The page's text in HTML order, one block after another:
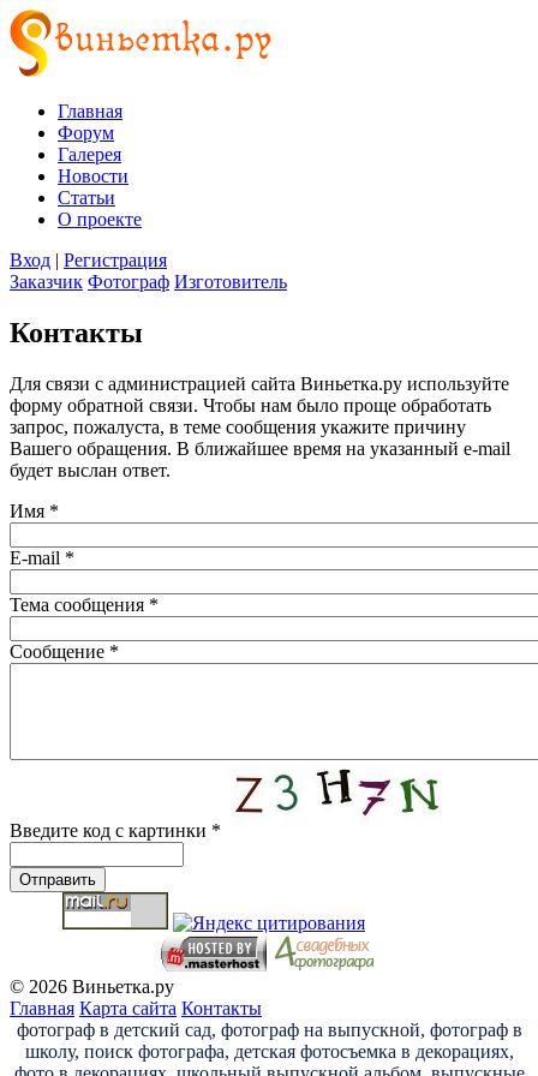
Главная
Форум
Галерея
Новости
Статьи
О проекте
Вход | Регистрация
Заказчик Фотограф Изготовитель
Контакты
Для связи с администрацией сайта Виньетка.ру используйте
форму обратной связи. Чтобы нам было проще обработать
запрос, пожалуста, в теме сообщения укажите причину
Вашего обращения. В ближайшее время на указанный e-mail
будет выслан ответ.
Имя *
E-mail *
Тема сообщения *
Сообщение *
Введите код с картинки *
© 2026 Виньетка.ру
Главная Карта сайта Контакты
фотограф в детский сад, фотограф на выпускной, фотограф в
школу, поиск фотографа, детская фотосъемка в декорациях,